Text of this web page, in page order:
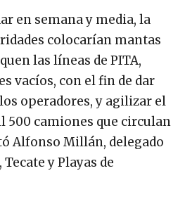
en semana y media, la
colocarían mantas
las líneas de PITA,
vacíos, con el fin de dar
operadores, y agilizar el
500 camiones que circulan
Alfonso Millán, delegado
y Playas de